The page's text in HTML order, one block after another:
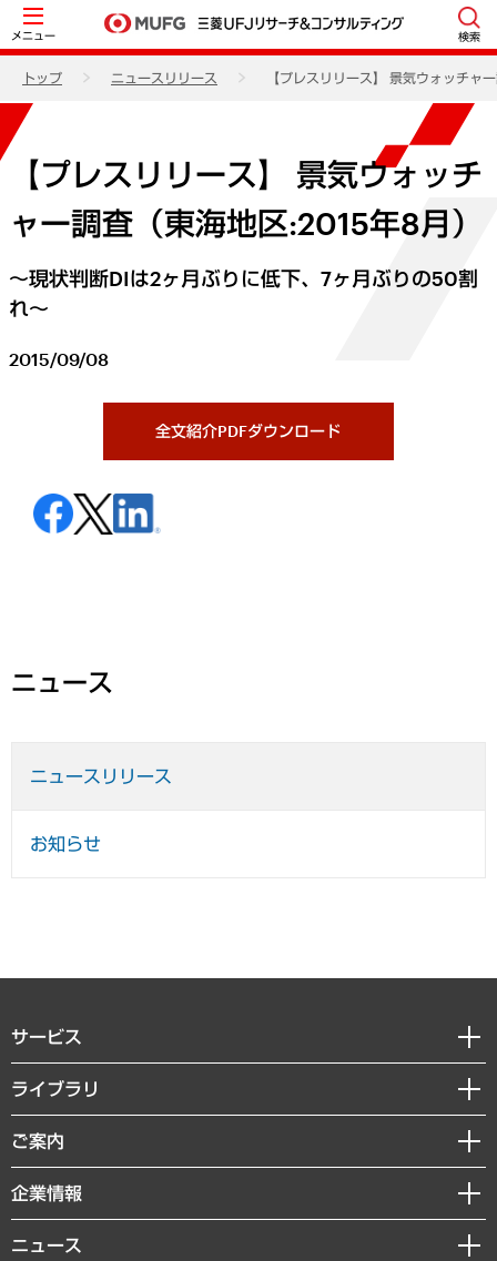
メニュー 検索
トップ ニュースリリース 【プレスリリース】 景気ウォッチャ
【プレスリリース】 景気ウォッチ
ャー調査（東海地区:2015年8月）
～現状判断DIは2ヶ月ぶりに低下、7ヶ月ぶりの50割
れ～
2015/09/08
全文紹介PDFダウンロード
ニュース
ニュースリリース
お知らせ
サービス
経営戦略
組織・人事戦略
デジタルイノベーション
共生・ダイバーシティ
ライブラリ
経済調査
レポート
コラム
ご案内
セミナー・イベント情報
MUFGビジネスセミナー
受託案件情報
企業情報
私たちの想い
ニュース